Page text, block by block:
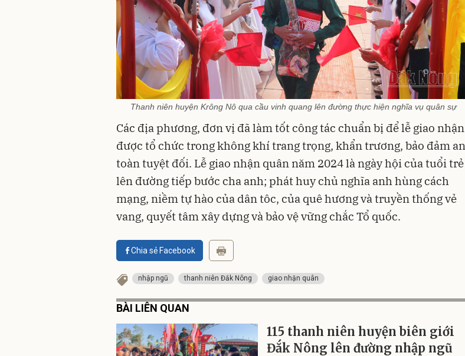
Thanh niên huyện Krông Nô qua cầu vinh quang lên đường thực hiện nghĩa vụ quân sự
Các địa phương, đơn vị đã làm tốt công tác chuẩn bị để lễ giao nhận
được tổ chức trong không khí trang trọng, khẩn trương, bảo đảm an
toàn tuyệt đối. Lễ giao nhận quân năm 2024 là ngày hội của tuổi trẻ
lên đường tiếp bước cha anh; phát huy chủ nghĩa anh hùng cách
mạng, niềm tự hào của dân tôc, của quê hương và truyền thống vẻ
vang, quyết tâm xây dựng và bảo vệ vững chắc Tổ quốc.
Chia sẻ Facebook
nhập ngũ thanh niên Đắk Nông giao nhận quân
BÀI LIÊN QUAN
115 thanh niên huyện biên giới
Đắk Nông lên đường nhập ngũ